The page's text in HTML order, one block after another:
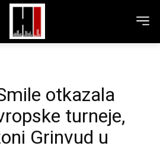
otkazala
turneje,
Grinvud u